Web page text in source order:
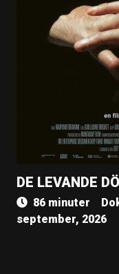
DE LEVANDE
86 minuter
september, 2026